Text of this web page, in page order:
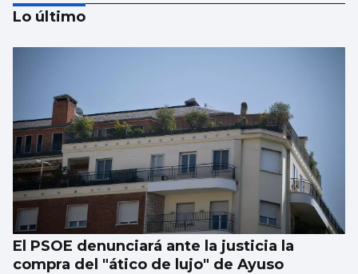
DEL 7 AL 9 DE AGOSTO
Radar Atlántico: fiestas y mucha música en
Vigo y su área
Lo último
El PSOE denunciará ante la justicia la
compra del "ático de lujo" de Ayuso